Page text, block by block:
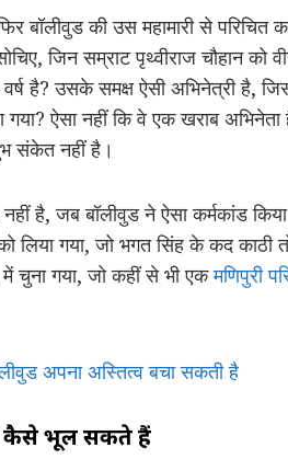
बॉलीवुड की उस महामारी से परिचित
जिन सम्राट पृथ्वीराज चौहान को
है? उसके समक्ष ऐसी अभिनेत्री है,
गया? ऐसा नहीं कि वे एक खराब
संकेत नहीं है।
है, जब बॉलीवुड ने ऐसा कर्मकांड
लिया गया, जो भगत सिंह के कद
चुना गया, जो कहीं से भी एकमणिपुरी
अपना अस्तित्व बचा सकती है
कैसे भूल सकते हैं